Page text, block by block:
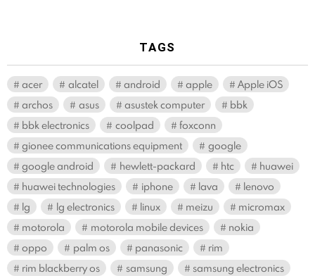
TAGS
acer alcatel android apple
Apple iOS
archos
asus asustek computer
bbk
bbk electronics
coolpad
foxconn
gionee communications equipment
google
google android
hewlett-packard htc
huawei
huawei technologies
iphone lava
lenovo
lg
lg electronics linux meizu
micromax
motorola
motorola mobile devices
nokia
oppo
palm os panasonic
rim
rim blackberry os
samsung
samsung electronics